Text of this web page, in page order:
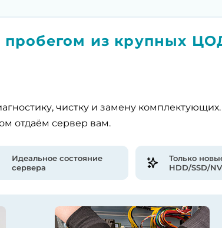
из крупных
чистку и замену
отдаём сервер вам.
Идеальное состояние
сервера
Только
HDD/SSD/